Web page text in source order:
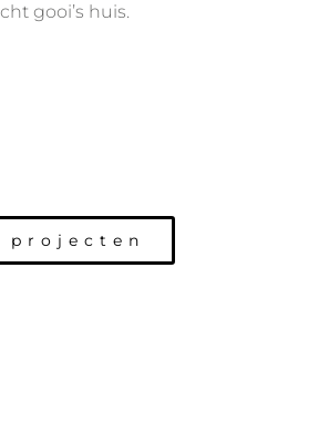
gooi’s huis.
projecten